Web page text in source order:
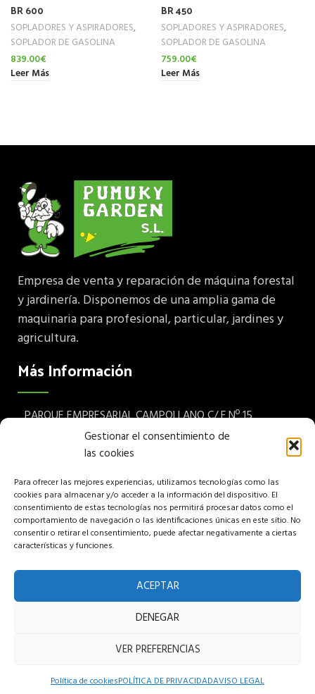
Gestionar el consentimiento de
las cookies
Para ofrecer las mejores experiencias, utilizamos tecnologías como las
cookies para almacenar y/o acceder a la información del dispositivo. El
consentimiento de estas tecnologías nos permitirá procesar datos como el
comportamiento de navegación o las identificaciones únicas en este sitio. No
consentir o retirar el consentimiento, puede afectar negativamente a ciertas
características y funciones.
ACEPTAR
DENEGAR
VER PREFERENCIAS
Política de cookiesPOLÍTICA DE PRIVACIDADAVISO LEGAL
BR 600
SOPLADORES Y ASPIRADORES,
SOPLADOR DE GASOLINA
839.00€
Leer Más
BR 450
SOPLADORES Y ASPIRADORES,
SOPLADOR DE GASOLINA
759.00€
Leer Más
Empresa de venta y reparación de máquina forestal
y jardinería. Disponemos de una amplia gama de
maquinaria para profesional, particular, jardines y
agricultura.
Más Información
PARQUE EMPRESARIAL CAMPOLLANO C/ F Nº 15
Albacete 02007 España
Teléfono: (+34) 967 24 68 72
Aviso legal
Política de privacidad
Política de cookies
Copyright © 2022 Pumuky Garden S.L, All rights reserved.